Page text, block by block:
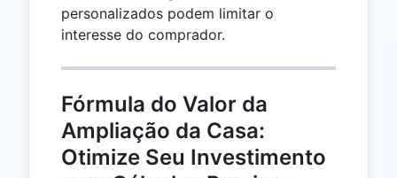
personalizados podem limitar o
interesse do comprador.
Fórmula do Valor da
Ampliação da Casa:
Otimize Seu Investimento